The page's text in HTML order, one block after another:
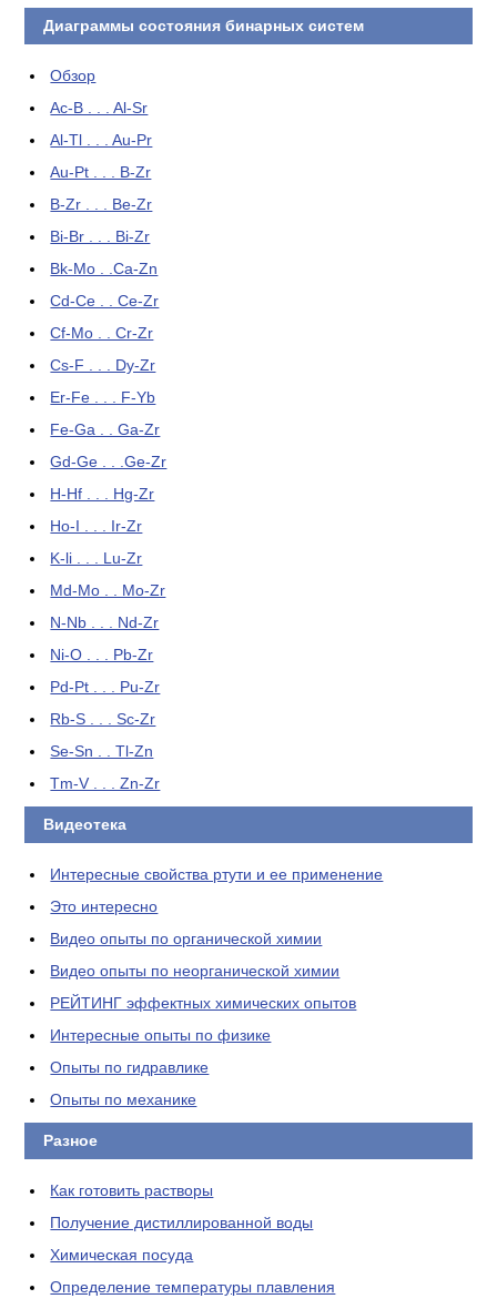
Диаграммы состояния бинарных систем
Обзор
Ac-B . . . Al-Sr
Al-Tl . . . Au-Pr
Au-Pt . . . B-Zr
B-Zr . . . Be-Zr
Bi-Br . . . Bi-Zr
Bk-Mo . .Ca-Zn
Cd-Ce . . Ce-Zr
Cf-Mo . . Cr-Zr
Cs-F . . . Dy-Zr
Er-Fe . . . F-Yb
Fe-Ga . . Ga-Zr
Gd-Ge . . .Ge-Zr
H-Hf . . . Hg-Zr
Ho-I . . . Ir-Zr
K-li . . . Lu-Zr
Md-Mo . . Mo-Zr
N-Nb . . . Nd-Zr
Ni-O . . . Pb-Zr
Pd-Pt . . . Pu-Zr
Rb-S . . . Sc-Zr
Se-Sn . . Tl-Zn
Tm-V . . . Zn-Zr
Видеотека
Интересные свойства ртути и ее применение
Это интересно
Видео опыты по органической химии
Видео опыты по неорганической химии
РЕЙТИНГ эффектных химических опытов
Интересные опыты по физике
Опыты по гидравлике
Опыты по механике
Разное
Как готовить растворы
Получение дистиллированной воды
Химическая посуда
Определение температуры плавления